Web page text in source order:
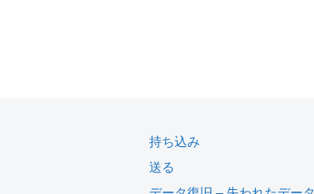
持ち込み
送る